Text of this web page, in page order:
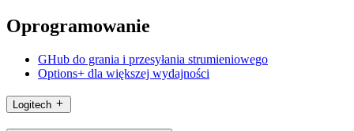
Oprogramowanie
GHub do grania i przesyłania strumieniowego
Options+ dla większej wydajności
Logitech